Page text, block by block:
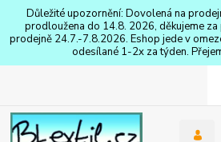
Důležité upozornění: Dovolená na
prodloužena do 14.8. 2026, děkujeme
prodejně 24.7.-7.8.2026. Eshop jede v
odesílané 1-2x za týden.